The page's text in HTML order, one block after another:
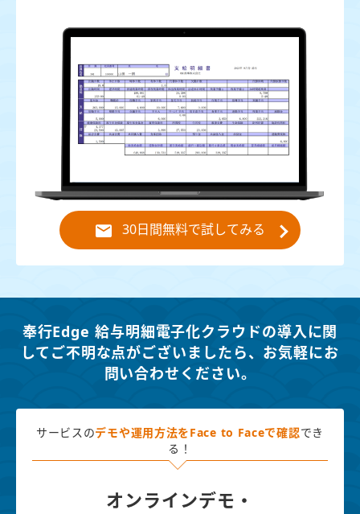
30日間無料で試してみる
奉行Edge 給与明細電子化クラウドの導入に関
してご不明な点がございましたら、 お気軽にお
問い合わせください。
サービスのデモや運用方法を Face to Faceで確認でき
る！
オンラインデモ・